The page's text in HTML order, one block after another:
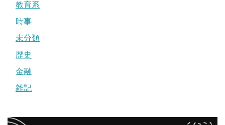
教育系
時事
未分類
歴史
金融
雑記